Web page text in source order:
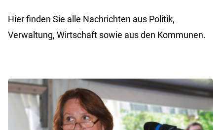
Hier finden Sie alle Nachrichten aus Politik,
Verwaltung, Wirtschaft sowie aus den Kommunen.